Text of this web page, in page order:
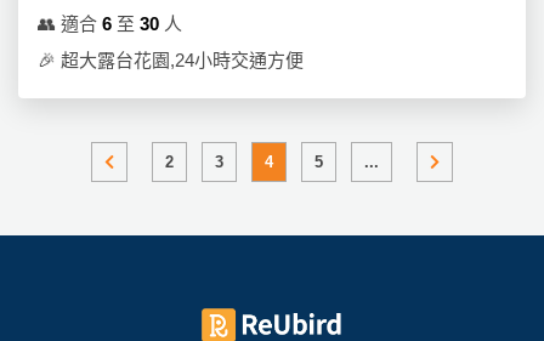
👥 適合 6 至 30 人
🎉 超大露台花園,24小時交通方便
2 3 4 5 ...